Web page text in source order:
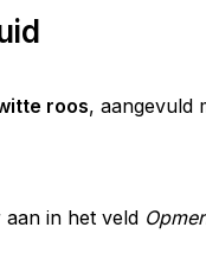
roos, aangevuld
in het veld